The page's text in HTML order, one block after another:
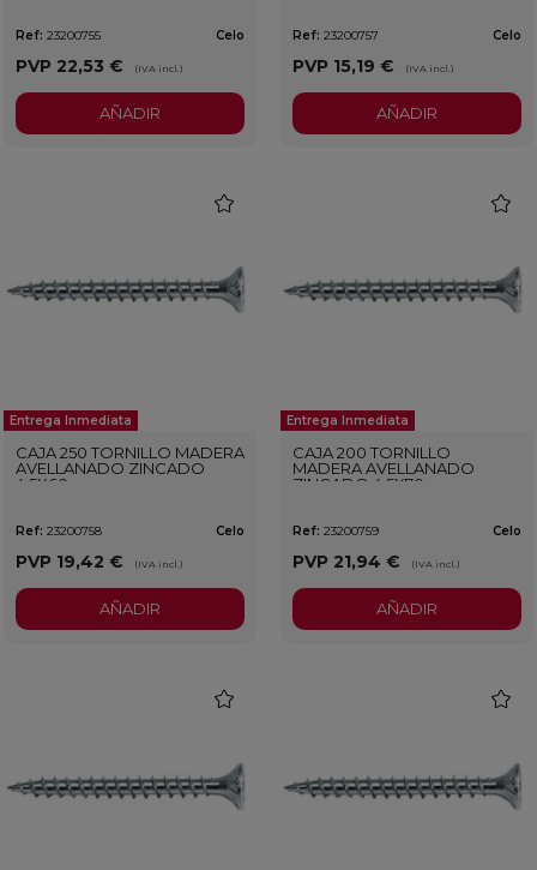
Ref: 23200755 Celo
PVP 22,53 € (IVA incl.)
AÑADIR
Ref: 23200757 Celo
PVP 15,19 € (IVA incl.)
AÑADIR
Entrega Inmediata
CAJA 250 TORNILLO MADERA
AVELLANADO ZINCADO
4,5X60
Ref: 23200758 Celo
PVP 19,42 € (IVA incl.)
AÑADIR
Entrega Inmediata
CAJA 200 TORNILLO
MADERA AVELLANADO
ZINCADO 4,5X70
Ref: 23200759 Celo
PVP 21,94 € (IVA incl.)
AÑADIR